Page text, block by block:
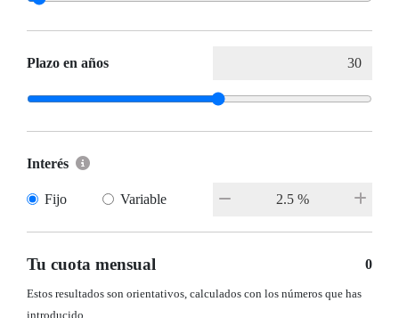
Plazo en años
Interés
Fijo Variable
Tu cuota mensual 0
Estos resultados son orientativos, calculados con los números que has
introducido.